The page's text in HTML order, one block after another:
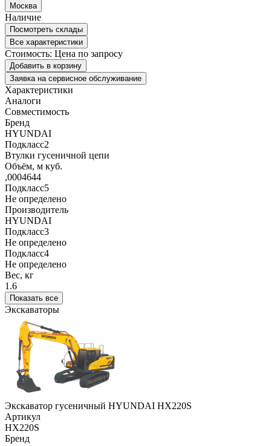
Москва
Наличие
Посмотреть склады
Все характеристики
Стоимость: Цена по запросу
Добавить в корзину
Заявка на сервисное обслуживание
Характеристики
Аналоги
Совместимость
Бренд
HYUNDAI
Подкласс2
Втулки гусеничной цепи
Объём, м куб.
,0004644
Подкласс5
Не определено
Производитель
HYUNDAI
Подкласс3
Не определено
Подкласс4
Не определено
Вес, кг
1.6
Показать все
Экскаваторы
Экскаватор гусеничный HYUNDAI HX220S
Артикул
HX220S
Бренд